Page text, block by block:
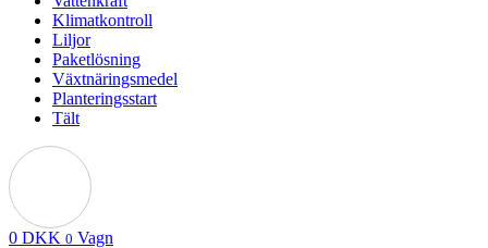
Klimatkontroll
Liljor
Paketlösning
Växtnäringsmedel
Planteringsstart
Tält
0 DKK 0 Vagn